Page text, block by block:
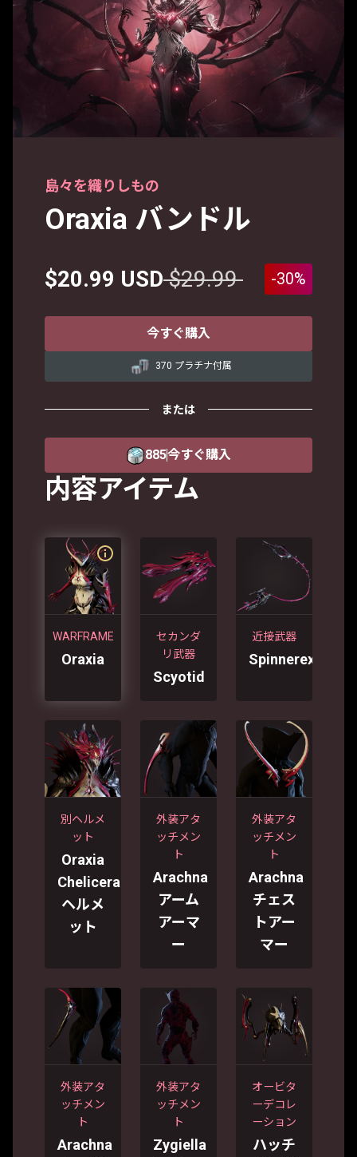
島々を織りしもの
Oraxia バンドル
$20.99 USD $29.99 -30%
今すぐ購入
370 プラチナ付属
または
885今すぐ購入
内容アイテム
WARFRAME
Oraxia
セカンダ
リ武器
Scyotid
近接武器
Spinnerex
別ヘルメ
ット
Oraxia
Chelicera
ヘルメ
ット
外装アタ
ッチメン
ト
Arachna
アーム
アーマ
ー
外装アタ
ッチメン
ト
Arachna
チェス
トアー
マー
外装アタ
ッチメン
ト
Arachna
外装アタ
ッチメン
ト
Zygiella
オービタ
ーデコレ
ーション
ハッチ